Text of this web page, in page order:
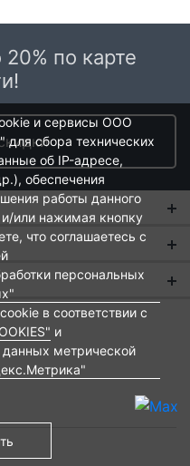
предприниматель
по производству
было положено начало
Сегодня продукция
на рынке столовых
А создание особого,
ресторанов позволило
и ресторана мира
по карте
и сервисы ООО
сбора технических
об IP-адресе,
обеспечения
работы данного
и/или нажимая кнопку
что соглашаетесь с
персональных
в соответствии с
и
метрической